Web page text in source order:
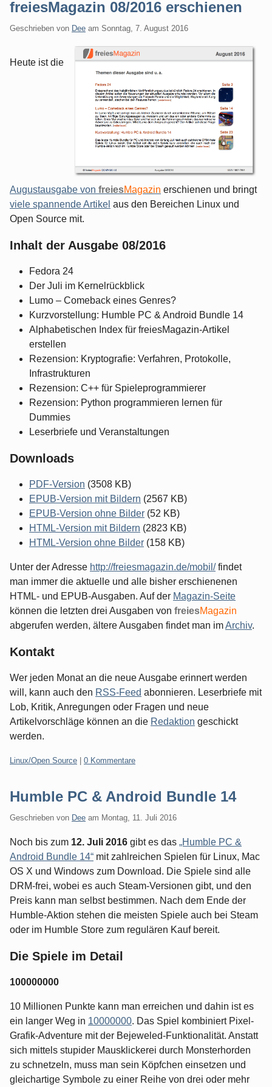
freiesMagazin 08/2016 erschienen
Geschrieben von Dee am Sonntag, 7. August 2016
Heute ist die
Augustausgabe von freiesMagazin erschienen und bringt
viele spannende Artikel aus den Bereichen Linux und
Open Source mit.
Inhalt der Ausgabe 08/2016
Fedora 24
Der Juli im Kernelrückblick
Lumo – Comeback eines Genres?
Kurzvorstellung: Humble PC & Android Bundle 14
Alphabetischen Index für freiesMagazin-Artikel
erstellen
Rezension: Kryptografie: Verfahren, Protokolle,
Infrastrukturen
Rezension: C++ für Spieleprogrammierer
Rezension: Python programmieren lernen für
Dummies
Leserbriefe und Veranstaltungen
Downloads
PDF-Version (3508 KB)
EPUB-Version mit Bildern (2567 KB)
EPUB-Version ohne Bilder (52 KB)
HTML-Version mit Bildern (2823 KB)
HTML-Version ohne Bilder (158 KB)
Unter der Adresse http://freiesmagazin.de/mobil/findet
man immer die aktuelle und alle bisher erschienenen
HTML- und EPUB-Ausgaben. Auf der Magazin-Seite
können die letzten drei Ausgaben von freiesMagazin
abgerufen werden, ältere Ausgaben findet man imArchiv.
Kontakt
Wer jeden Monat an die neue Ausgabe erinnert werden
will, kann auch den RSS-Feed abonnieren. Leserbriefe mit
Lob, Kritik, Anregungen oder Fragen und neue
Artikelvorschläge können an die Redaktion geschickt
werden.
Kategorien:
Linux/Open Source 0 Kommentare
Humble PC & Android Bundle 14
Geschrieben von Dee am Montag, 11. Juli 2016
Noch bis zum 12. Juli 2016 gibt es das „Humble PC &
Android Bundle 14“ mit zahlreichen Spielen für Linux, Mac
OS X und Windows zum Download. Die Spiele sind alle
DRM-frei, wobei es auch Steam-Versionen gibt, und den
Preis kann man selbst bestimmen. Nach dem Ende der
Humble-Aktion stehen die meisten Spiele auch bei Steam
oder im Humble Store zum regulären Kauf bereit.
Die Spiele im Detail
100000000
10 Millionen Punkte kann man erreichen und dahin ist es
ein langer Weg in 10000000. Das Spiel kombiniert Pixel-
Grafik-Adventure mit der Bejeweled-Funktionalität. Anstatt
sich mittels stupider Mausklickerei durch Monsterhorden
zu schnetzeln, muss man sein Köpfchen einsetzen und
gleichartige Symbole zu einer Reihe von drei oder mehr